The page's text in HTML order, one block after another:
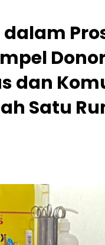
dalam
dan
Satu